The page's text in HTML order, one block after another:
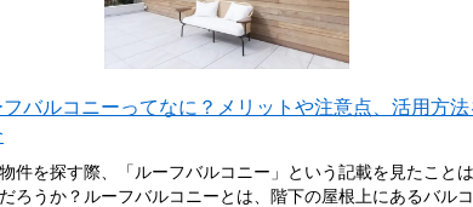
フバルコニーってなに？メリットや注意点、活用方法
件を探す際、「ルーフバルコニー」という記載を見たことは
ろうか？ルーフバルコニーとは、階下の屋根上にあるバルコ